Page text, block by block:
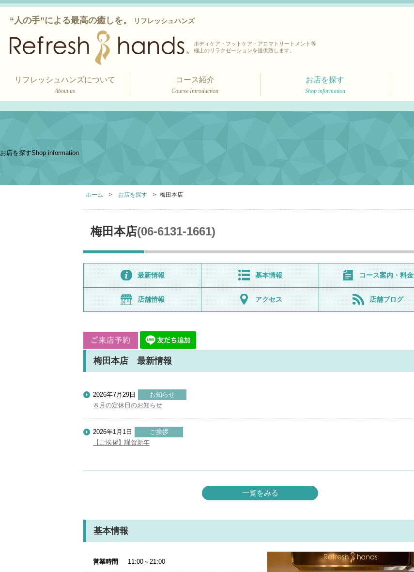
“人の手”による最高の癒しを。 リフレッシュハンズ
ボディケア・フットケア・アロマトリートメント等
極上のリラクゼーションを提供致します。
リフレッシュハンズについて
About us
コース紹介
Course Introduction
お店を探す
Shop information
お店を探すShop information
ホーム お店を探す 梅田本店
梅田本店(06-6131-1661)
最新情報 基本情報 コース案内・料金
店舗情報 アクセス 店舗ブログ
梅田本店 最新情報
2026年7月29日
お知らせ
８月の定休日のお知らせ
2026年1月1日
ご挨拶
【ご挨拶】謹賀新年
一覧をみる
基本情報
営業時間 11:00～21:00